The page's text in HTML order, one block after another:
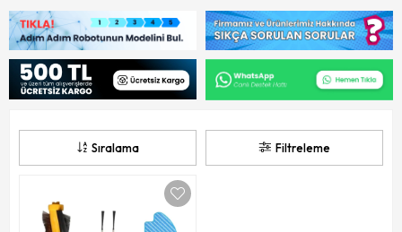
Filtreleme
Sıralama